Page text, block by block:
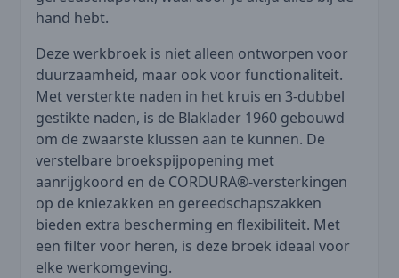
hand hebt.
Deze werkbroek is niet alleen ontworpen voor
duurzaamheid, maar ook voor functionaliteit.
Met versterkte naden in het kruis en 3-dubbel
gestikte naden, is de Blaklader 1960 gebouwd
om de zwaarste klussen aan te kunnen. De
verstelbare broekspijpopening met
aanrijgkoord en de CORDURA®-versterkingen
op de kniezakken en gereedschapszakken
bieden extra bescherming en flexibiliteit. Met
een filter voor heren, is deze broek ideaal voor
elke werkomgeving.